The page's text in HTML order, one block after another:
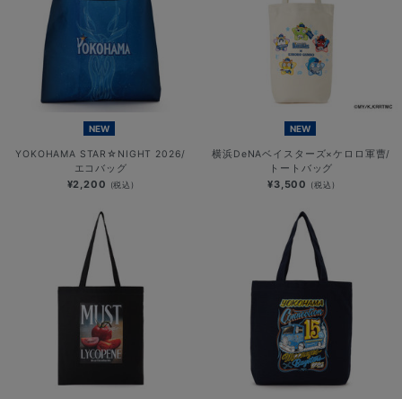
NEW
YOKOHAMA STAR☆NIGHT 2026/
エコバッグ
¥2,200 (税込)
NEW
横浜DeNAベイスターズ×ケロロ軍曹/
トートバッグ
¥3,500 (税込)